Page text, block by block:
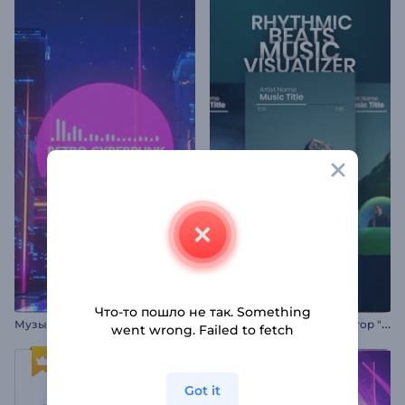
М
узыкальный визуализатор в стиле ретро-киберпанк М
узыкальный визуализатор "Ритмичные биты"
Что-то пошло не так. Something
went wrong. Failed to fetch
Got it